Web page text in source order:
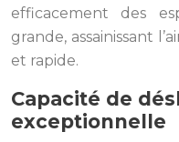
efficacement des
grande, assainissant
et rapide.
Capacité de
exceptionnelle